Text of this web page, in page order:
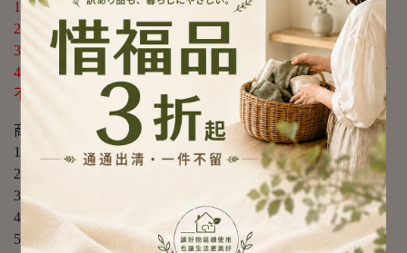
1.請勿硬物重擊或高處掉落，以免商品受損。
2.首次使用時可先用清水或中性清潔劑清洗後再使用。
3.商品情境圖片僅供參考，實際出貨不含週邊道具及配件。
4.購買前請先量測使用區域尺寸，確定無誤再購買以免尺寸
不合，敬請謹慎選購。
商品規格：
1.尺寸：約W8*L8*H24.5cm
2.容量：650ml
3.材質：Tritan、矽膠、PP及AS塑料
4.重量：約257g(入)
5.產地：中國